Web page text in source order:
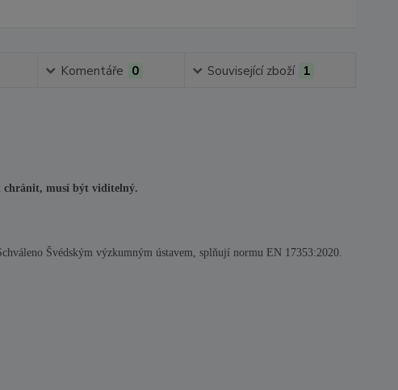
Komentáře 0 Související zboží 1
chránit, musí být viditelný.
Švédským výzkumným ústavem, splňují normu EN 17353:2020.